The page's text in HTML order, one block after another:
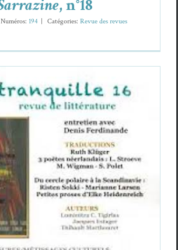
, n°18
Numéros: 194 Caté­gories: Revue des revues
de printemps…
Revue des revues